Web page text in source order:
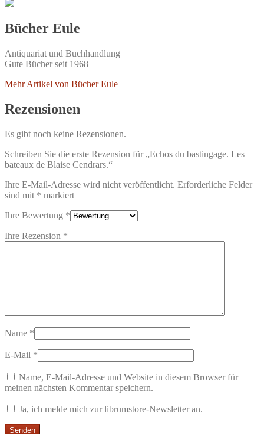
Bücher Eule
Antiquariat und Buchhandlung
Gute Bücher seit 1968
Mehr Artikel von Bücher Eule
Rezensionen
Es gibt noch keine Rezensionen.
Schreiben Sie die erste Rezension für „Echos du bastingage. Les
bateaux de Blaise Cendrars.“
Ihre E-Mail-Adresse wird nicht veröffentlicht. Erforderliche Felder
sind mit * markiert
Ihre Bewertung *
Ihre Rezension *
Name *
E-Mail *
Name, E-Mail-Adresse und Website in diesem Browser für
meinen nächsten Kommentar speichern.
Ja, ich melde mich zur librumstore-Newsletter an.